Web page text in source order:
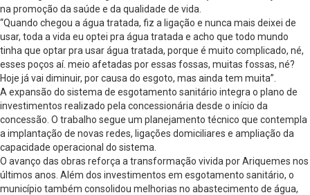
na promoção da saúde e da qualidade de vida.
“Quando chegou a água tratada, fiz a ligação e nunca mais deixei de
usar, toda a vida eu optei pra água tratada e acho que todo mundo
tinha que optar pra usar água tratada, porque é muito complicado, né,
esses poços aí. meio afetadas por essas fossas, muitas fossas, né?
Hoje já vai diminuir, por causa do esgoto, mas ainda tem muita”.
A expansão do sistema de esgotamento sanitário integra o plano de
investimentos realizado pela concessionária desde o início da
concessão. O trabalho segue um planejamento técnico que contempla
a implantação de novas redes, ligações domiciliares e ampliação da
capacidade operacional do sistema.
O avanço das obras reforça a transformação vivida por Ariquemes nos
últimos anos. Além dos investimentos em esgotamento sanitário, o
município também consolidou melhorias no abastecimento de água,